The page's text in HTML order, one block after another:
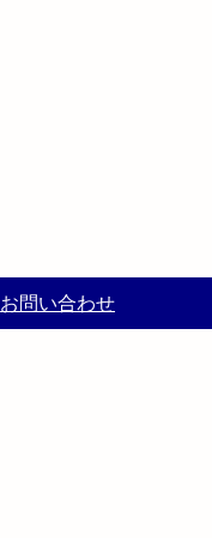
お問い合わせ